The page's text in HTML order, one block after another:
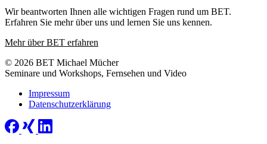
Wir beantworten Ihnen alle wichtigen Fragen rund um BET.
Erfahren Sie mehr über uns und lernen Sie uns kennen.
Mehr über BET erfahren
© 2026 BET Michael Mücher
Seminare und Workshops, Fernsehen und Video
Impressum
Datenschutzerklärung